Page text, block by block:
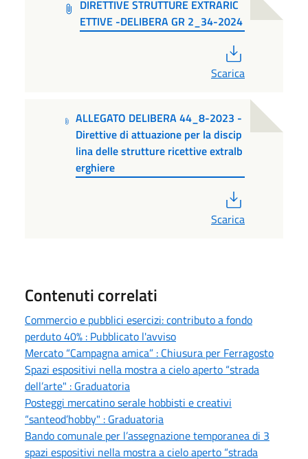
DIRETTIVE STRUTTURE EXTRARIC
ETTIVE -DELIBERA GR 2_34-2024
Scarica
ALLEGATO DELIBERA 44_8-2023 -
Direttive di attuazione per la discip
lina delle strutture ricettive extralb
erghiere
Scarica
Contenuti correlati
Commercio e pubblici esercizi: contributo a fondo
perduto 40% : Pubblicato l'avviso
Mercato “Campagna amica” : Chiusura per Ferragosto
Spazi espositivi nella mostra a cielo aperto “strada
dell’arte" : Graduatoria
Posteggi mercatino serale hobbisti e creativi
“santeod’hobby" : Graduatoria
Bando comunale per l’assegnazione temporanea di 3
spazi espositivi nella mostra a cielo aperto “strada